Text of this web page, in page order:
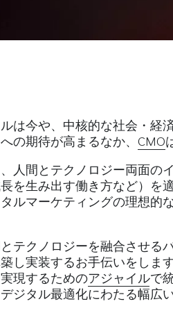
は今や、中核的な社会・経
の期待が高まるなか、 CMO
人間とテクノロジー両面の
を生み出す働き方など）を
ルマーケティングの理想的
テクノロジーを融合させる
し実装するお手伝いをしま
現するためのアジャイルで
ジタル最適化にわたる幅広